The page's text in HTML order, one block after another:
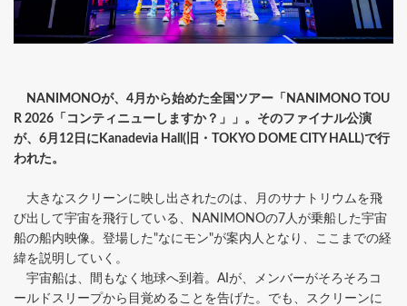
NANIMONOが、4月から始めた全国ツアー「NANIMONO TOU
R 2026「コンティニューしますか？」」。そのファイナル公演
が、6月12日にKanadevia Hall(旧・TOKYO DOME CITY HALL)で行
われた。
大きなスクリーンに映し出されたのは、月のサナトリウムを飛
び出して宇宙を飛行している、NANIMONOの7人が乗船した宇宙
船の船内映像。登場した"なにモン"が案内人となり、ここまでの経
緯を説明していく。
宇宙船は、間もなく地球へ到着。AIが、メンバーがそろそろコ
ールドスリープから目覚めることを告げた。でも、スクリーンに